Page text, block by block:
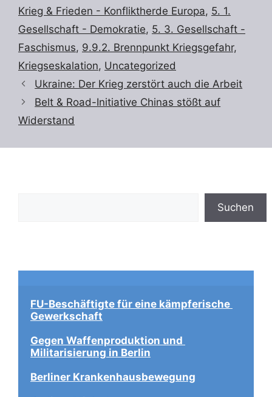
Krieg & Frieden - Konfliktherde Europa, 5. 1.
Gesellschaft - Demokratie, 5. 3. Gesellschaft -
Faschismus, 9.9.2. Brennpunkt Kriegsgefahr,
Kriegseskalation, Uncategorized
Ukraine: Der Krieg zerstört auch die Arbeit
Belt & Road-Initiative Chinas stößt auf
Widerstand
Suchen
FU-Beschäftigte für eine kämpferische
Gewerkschaft
Gegen Waffenproduktion und
Militarisierung in Berlin
Berliner Krankenhausbewegung